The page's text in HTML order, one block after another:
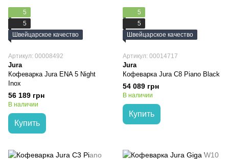
5
5
Швейцарское качество
Артикул: 00008492
Jura
Кофеварка Jura ENA 5 Night
Inox
56 189 грн
В наличии
Купить
5
5
Швейцарское качество
Артикул: 00014717
Jura
Кофеварка Jura C8 Piano Black
54 089 грн
В наличии
Купить